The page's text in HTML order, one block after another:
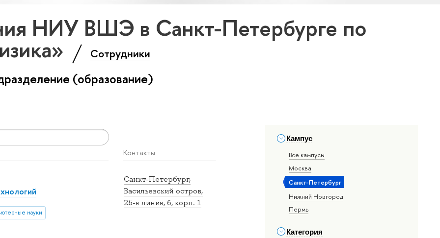
НИУ ВШЭ в Санкт-Петербурге по
Сотрудники
(образование)
Кампус
Все кампусы
Москва
Санкт-Петербург
Нижний Новгород
Пермь
Категория
Контакты
Санкт-Петербург,
Васильевский остров,
25-я линия, 6, корп. 1
науки